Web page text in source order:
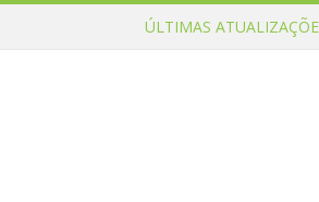
ÚLTIMAS